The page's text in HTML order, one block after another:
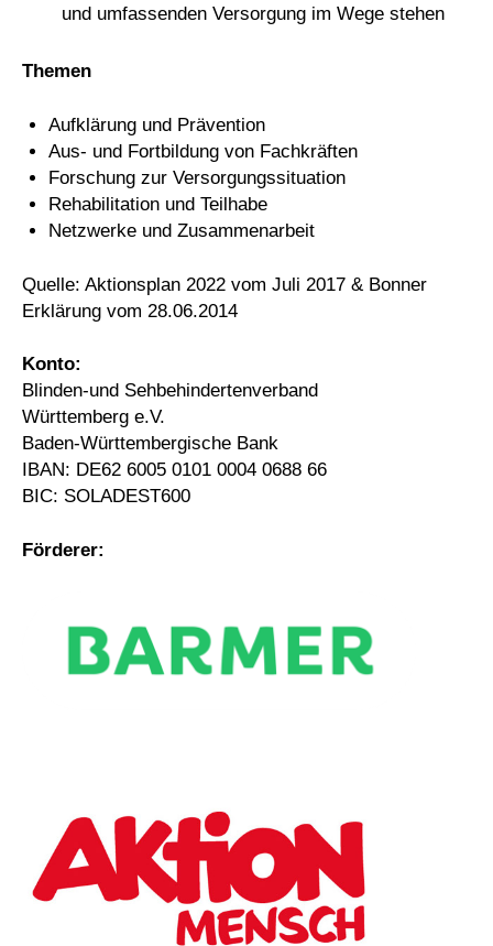
und umfassenden Versorgung im Wege stehen
Themen
Aufklärung und Prävention
Aus- und Fortbildung von Fachkräften
Forschung zur Versorgungssituation
Rehabilitation und Teilhabe
Netzwerke und Zusammenarbeit
Quelle: Aktionsplan 2022 vom Juli 2017 & Bonner
Erklärung vom 28.06.2014
Konto:
Blinden-und Sehbehindertenverband
Württemberg e.V.
Baden-Württembergische Bank
IBAN: DE62 6005 0101 0004 0688 66
BIC: SOLADEST600
Förderer: